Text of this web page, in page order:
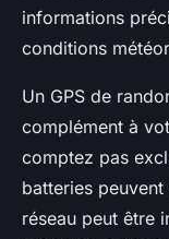
informations
conditions
Un GPS de
complément à
comptez pas
batteries
réseau peut être